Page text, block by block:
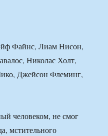
Файнс, Лиам Нисон,
Николас Холт,
Джейсон Флеминг,
человеком, не смог
мстительного